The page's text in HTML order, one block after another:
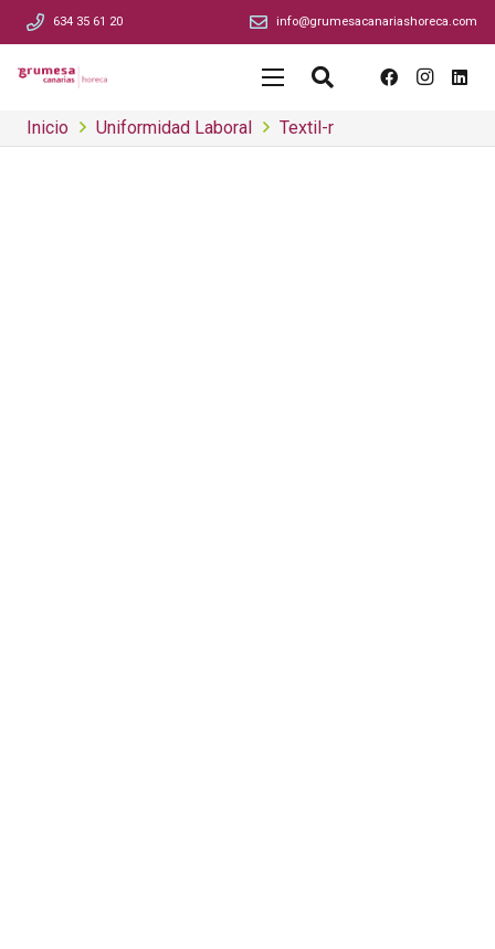
634 35 61 20 info@grumesacanariashoreca.com
Inicio Uniformidad Laboral Textil-r